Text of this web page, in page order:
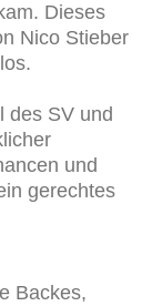
Dieses
Nico Stieber
des SV und
und
gerechtes
Backes,